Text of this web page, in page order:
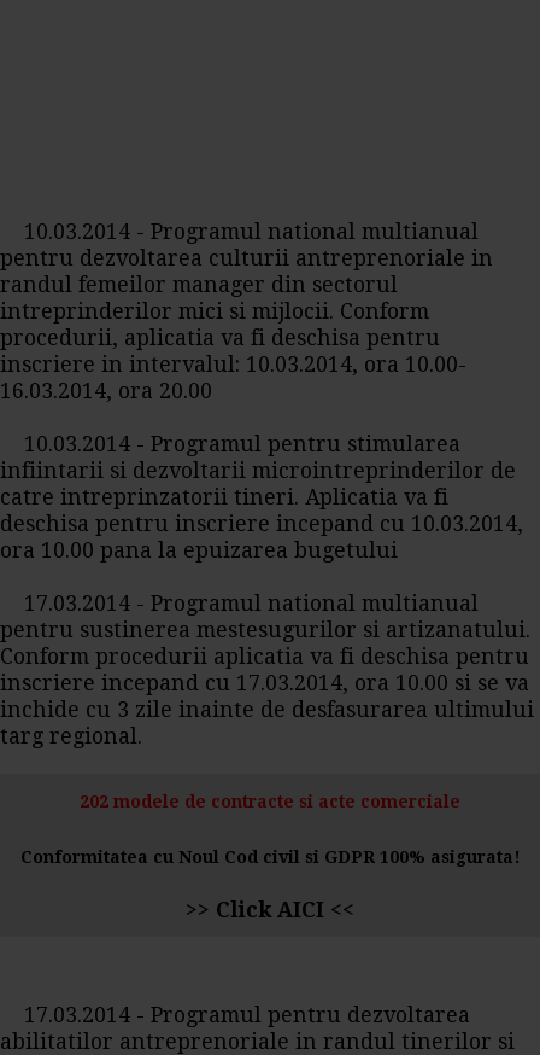
10.03.2014 - Programul national multianual
pentru dezvoltarea culturii antreprenoriale in
randul femeilor manager din sectorul
intreprinderilor mici si mijlocii. Conform
procedurii, aplicatia va fi deschisa pentru
inscriere in intervalul: 10.03.2014, ora 10.00-
16.03.2014, ora 20.00
10.03.2014 - Programul pentru stimularea
infiintarii si dezvoltarii microintreprinderilor de
catre intreprinzatorii tineri. Aplicatia va fi
deschisa pentru inscriere incepand cu 10.03.2014,
ora 10.00 pana la epuizarea bugetului
17.03.2014 - Programul national multianual
pentru sustinerea mestesugurilor si artizanatului.
Conform procedurii aplicatia va fi deschisa pentru
inscriere incepand cu 17.03.2014, ora 10.00 si se va
inchide cu 3 zile inainte de desfasurarea ultimului
targ regional.
202 modele de contracte si acte comerciale
Conformitatea cu Noul Cod civil si GDPR 100% asigurata!
>> Click AICI <<
17.03.2014 - Programul pentru dezvoltarea
abilitatilor antreprenoriale in randul tinerilor si